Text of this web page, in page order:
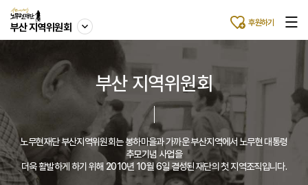
부산 지역위원회 후원하기
부산 지역위원회
노무현재단 부산지역위원회는 봉하마을과 가까운 부산지역에서 노무현 대통령
추모기념 사업을
더욱 활발하게 하기 위해 2010년 10월 6일 결성된 재단의 첫 지역조직입니다.